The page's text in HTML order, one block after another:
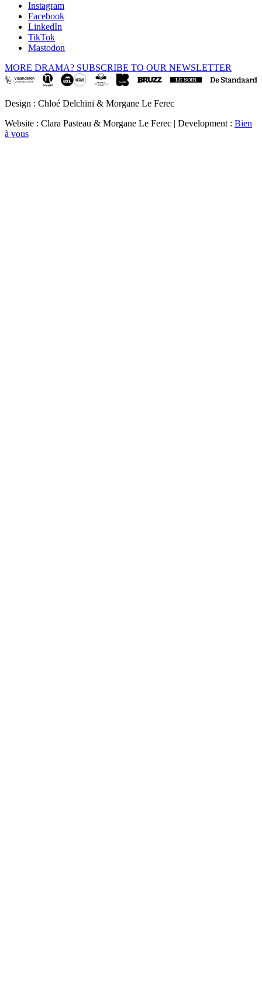
Instagram
Facebook
LinkedIn
TikTok
Mastodon
MORE DRAMA? SUBSCRIBE TO OUR NEWSLETTER
Design : Chloé Delchini & Morgane Le Ferec
Website : Clara Pasteau & Morgane Le Ferec | Development : Bien
à vous